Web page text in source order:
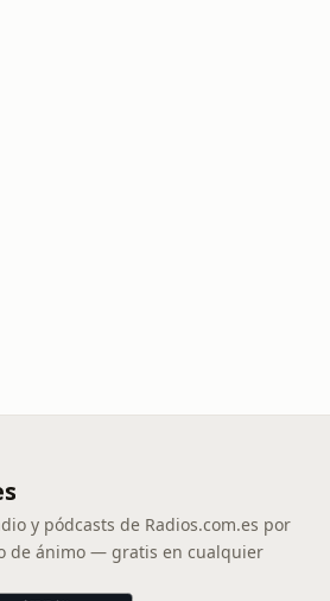
y pódcasts de Radios.com.es por
de ánimo — gratis en cualquier